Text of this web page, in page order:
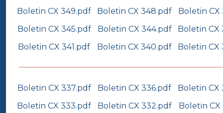
Boletin CX 349.pdf Boletin CX 348.pdf
Boletin CX
Boletin CX 345.pdf
Boletin CX 344.pdf
Boletin CX
Boletin CX 341.pdf
Boletin CX 340.pdf Boletin CX
Boletin CX 337.pdf Boletin CX 336.pdf
Boletin CX
Boletin CX 333.pdf
Boletin CX 332.pdf
Boletin CX